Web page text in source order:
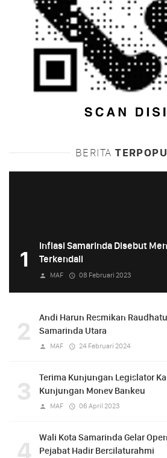
BERITA
1
Inflasi Samarinda Disebut
Terkendali
MAF 08 Februari 2023
2
Andi Harun Resmikan
Samarinda Utara
MAF 24 Februari 2024
3
Terima Kunjungan Legislator
Kunjungan Monev Bankeu
MAF 06 April 2023
4
Wali Kota Samarinda Gelar
Pejabat Hadir Bersilaturahmi